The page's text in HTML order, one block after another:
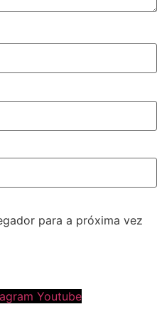
para a próxima vez
Youtube